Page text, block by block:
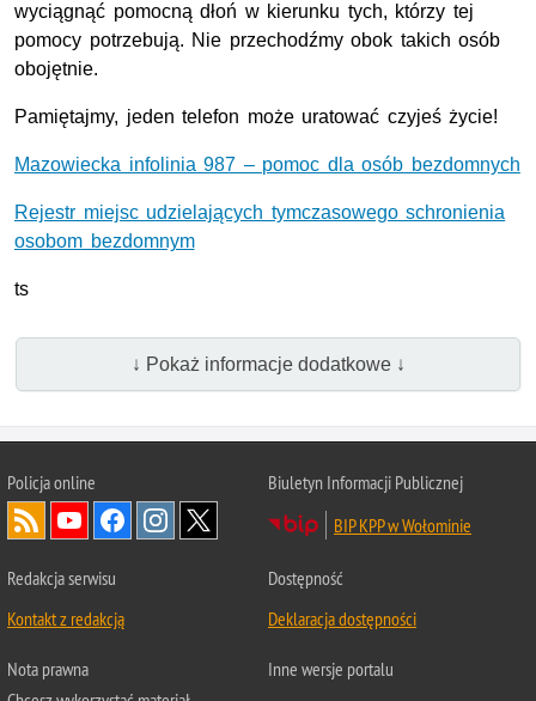
wyciągnąć pomocną dłoń w kierunku tych, którzy tej
pomocy potrzebują. Nie przechodźmy obok takich osób
obojętnie.
Pamiętajmy, jeden telefon może uratować czyjeś życie!
Mazowiecka infolinia 987 – pomoc dla osób bezdomnych
Rejestr miejsc udzielających tymczasowego schronienia
osobom bezdomnym
ts
↓ Pokaż informacje dodatkowe ↓
Policja online
Biuletyn Informacji Publicznej
BIP KPP w Wołominie
Redakcja serwisu
Kontakt z redakcją
Dostępność
Deklaracja dostępności
Nota prawna
Inne wersje portalu